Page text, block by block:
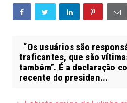
“Os usuários são
traficantes, que são
também”. É a declaração
recente do presiden...